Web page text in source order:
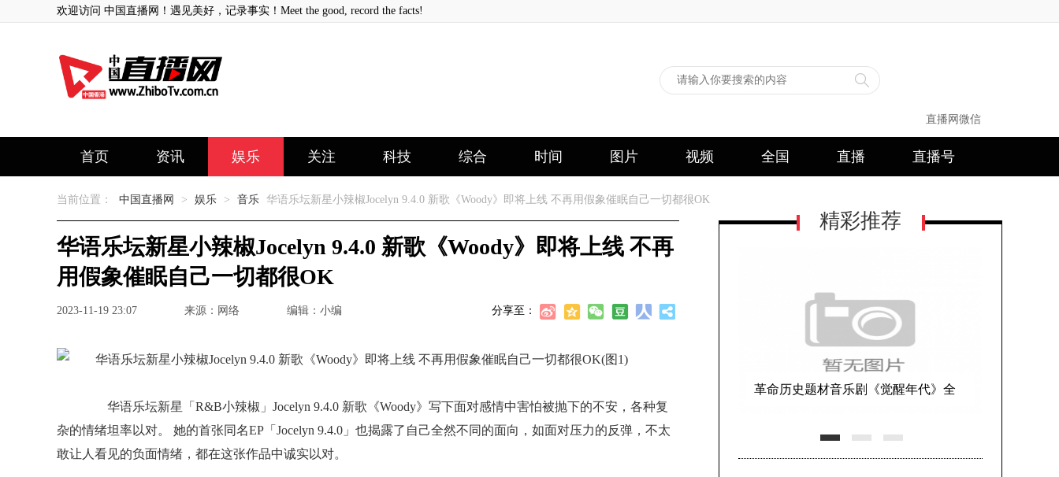
欢迎访问 中国直播网！遇见美好，记录事实！Meet the good, record the facts!
直播网微信
首页 资讯 娱乐 关注 科技 综合 时间 图片 视频 全国 直播 直播号
当前位置： 中国直播网 > 娱乐 > 音乐 华语乐坛新星小辣椒Jocelyn 9.4.0 新歌《Woody》即将上线 不再用假象催眠自己一切都很OK
华语乐坛新星小辣椒Jocelyn 9.4.0 新歌《Woody》即将上线 不再
用假象催眠自己一切都很OK
2023-11-19 23:07 来源：网络 编辑：小编 分享至：
华语乐坛新星「R&B小辣椒」Jocelyn 9.4.0 新歌《Woody》写下面对感情中害怕被抛下的不安，各种复
杂的情绪坦率以对。 她的首张同名EP「Jocelyn 9.4.0」也揭露了自己全然不同的面向，如面对压力的反弹，不太
敢让人看见的负面情绪，都在这张作品中诚实以对。
精彩推荐
革命历史题材音乐剧《觉醒年代》全